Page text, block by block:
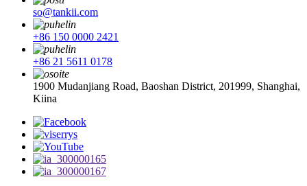
so@tankii.com
+86 150 0000 2421
+86 21 5611 0178
1900 Mudanjiang Road, Baoshan District, 201999, Shanghai,
Kiina